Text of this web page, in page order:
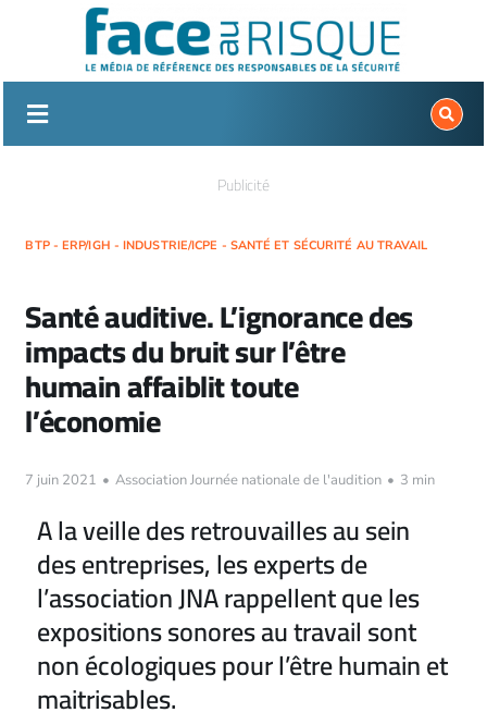
Publicité
BTP - ERP/IGH - INDUSTRIE/ICPE - SANTÉ ET SÉCURITÉ AU TRAVAIL
Santé auditive. L’ignorance des
impacts du bruit sur l’être
humain affaiblit toute
l’économie
7 juin 2021 • Association Journée nationale de l'audition • 3 min
A la veille des retrouvailles au sein
des entreprises, les experts de
l’association JNA rappellent que les
expositions sonores au travail sont
non écologiques pour l’être humain et
maitrisables.